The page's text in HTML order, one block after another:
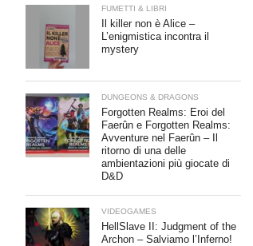
FUMETTI & LIBRI
Il killer non è Alice –
L’enigmistica incontra il
mystery
DUNGEONS & DRAGONS
Forgotten Realms: Eroi del
Faerûn e Forgotten Realms:
Avventure nel Faerûn – Il
ritorno di una delle
ambientazioni più giocate di
D&D
VIDEOGAMES
HellSlave II: Judgment of the
Archon – Salviamo l’Inferno!